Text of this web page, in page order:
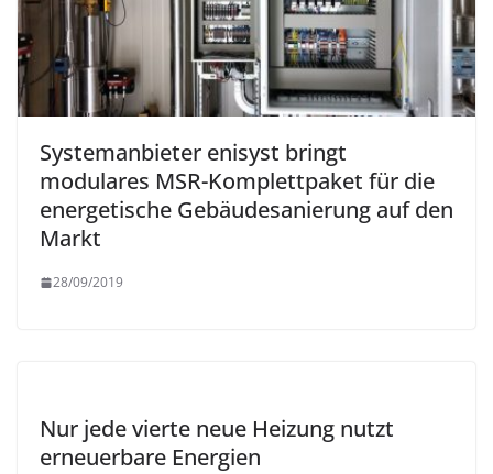
Systemanbieter enisyst bringt
modulares MSR-Komplettpaket für die
energetische Gebäudesanierung auf den
Markt
28/09/2019
Nur jede vierte neue Heizung nutzt
erneuerbare Energien